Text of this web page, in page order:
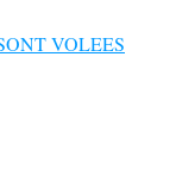
VOLEES